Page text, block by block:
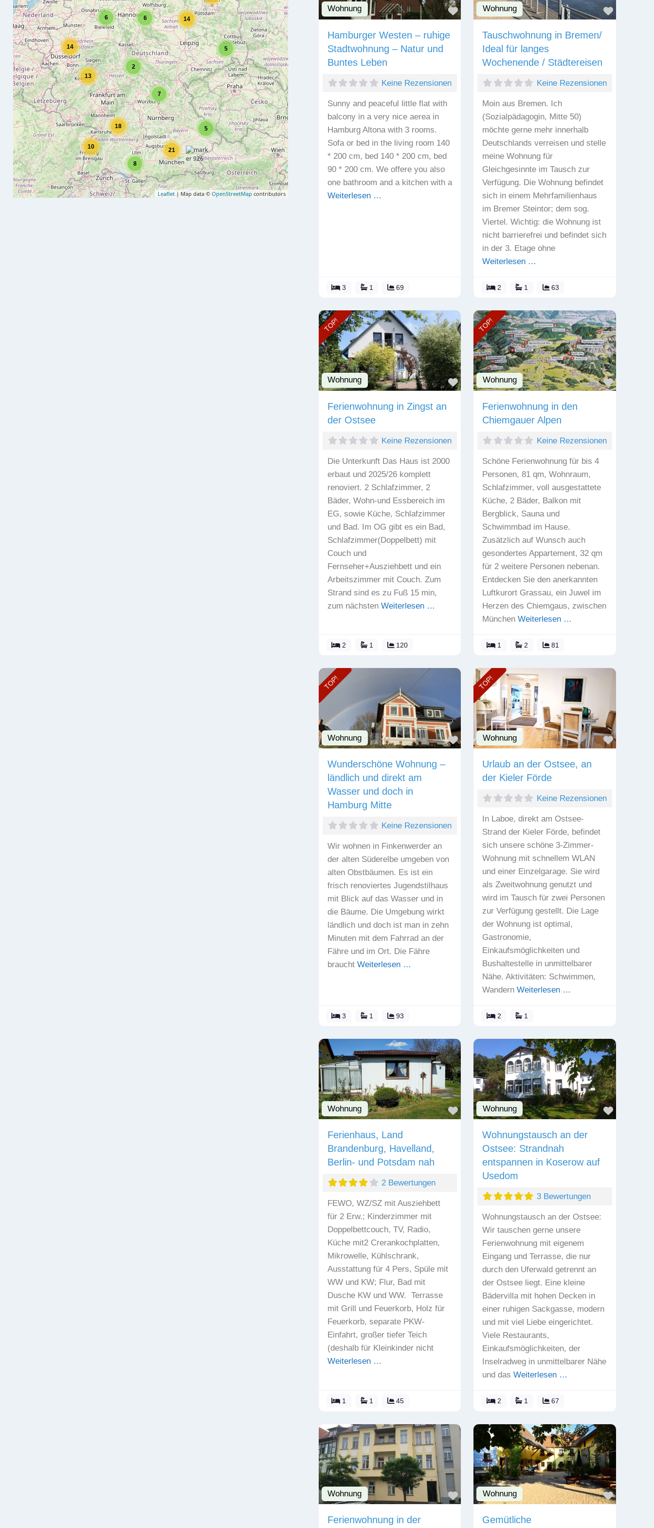
18
14
14
21
6
7
8
10
13
6
5
5
2
Leaflet| Map data © OpenStreetMapcontributors
Wohnung Favorit
Hamburger Westen – ruhige
Stadtwohnung – Natur und
Buntes Leben
Keine Rezensionen
Sunny and peaceful little flat with
balcony in a very nice aerea in
Hamburg Altona with 3 rooms.
Sofa or bed in the living room 140
* 200 cm, bed 140 * 200 cm, bed
90 * 200 cm. We offere you also
one bathroom and a kitchen with a
Weiterlesen …
3 1 69
Wohnung Favorit
Tauschwohnung in Bremen/
Ideal für langes
Wochenende / Städtereisen
Keine Rezensionen
Moin aus Bremen. Ich
(Sozialpädagogin, Mitte 50)
möchte gerne mehr innerhalb
Deutschlands verreisen und stelle
meine Wohnung für
Gleichgesinnte im Tausch zur
Verfügung. Die Wohnung befindet
sich in einem Mehrfamilienhaus
im Bremer Steintor; dem sog.
Viertel. Wichtig: die Wohnung ist
nicht barrierefrei und befindet sich
in der 3. Etage ohne
Weiterlesen …
2 1 63
TOP!
Wohnung Favorit
Ferienwohnung in Zingst an
der Ostsee
Keine Rezensionen
Die Unterkunft Das Haus ist 2000
erbaut und 2025/26 komplett
renoviert. 2 Schlafzimmer, 2
Bäder, Wohn-und Essbereich im
EG, sowie Küche, Schlafzimmer
und Bad. Im OG gibt es ein Bad,
Schlafzimmer(Doppelbett) mit
Couch und
Fernseher+Ausziehbett und ein
Arbeitszimmer mit Couch. Zum
Strand sind es zu Fuß 15 min,
zum nächsten Weiterlesen …
2 1 120
TOP!
Wohnung Favorit
Ferienwohnung in den
Chiemgauer Alpen
Keine Rezensionen
Schöne Ferienwohnung für bis 4
Personen, 81 qm, Wohnraum,
Schlafzimmer, voll ausgestattete
Küche, 2 Bäder, Balkon mit
Bergblick, Sauna und
Schwimmbad im Hause.
Zusätzlich auf Wunsch auch
gesondertes Appartement, 32 qm
für 2 weitere Personen nebenan.
Entdecken Sie den anerkannten
Luftkurort Grassau, ein Juwel im
Herzen des Chiemgaus, zwischen
MünchenWeiterlesen …
1 2 81
TOP!
Wohnung Favorit
Wunderschöne Wohnung –
ländlich und direkt am
Wasser und doch in
Hamburg Mitte
Keine Rezensionen
Wir wohnen in Finkenwerder an
der alten Süderelbe umgeben von
alten Obstbäumen. Es ist ein
frisch renoviertes Jugendstilhaus
mit Blick auf das Wasser und in
die Bäume. Die Umgebung wirkt
ländlich und doch ist man in zehn
Minuten mit dem Fahrrad an der
Fähre und im Ort. Die Fähre
braucht Weiterlesen …
3 1 93
TOP!
Wohnung Favorit
Urlaub an der Ostsee, an
der Kieler Förde
Keine Rezensionen
In Laboe, direkt am Ostsee-
Strand der Kieler Förde, befindet
sich unsere schöne 3-Zimmer-
Wohnung mit schnellem WLAN
und einer Einzelgarage. Sie wird
als Zweitwohnung genutzt und
wird im Tausch für zwei Personen
zur Verfügung gestellt. Die Lage
der Wohnung ist optimal,
Gastronomie,
Einkaufsmöglichkeiten und
Bushaltestelle in unmittelbarer
Nähe. Aktivitäten: Schwimmen,
WandernWeiterlesen …
2 1
Wohnung Favorit
Ferienhaus, Land
Brandenburg, Havelland,
Berlin- und Potsdam nah
2 Bewertungen
FEWO, WZ/SZ mit Ausziehbett
für 2 Erw.; Kinderzimmer mit
Doppelbettcouch, TV, Radio,
Küche mit2 Crerankochplatten,
Mikrowelle, Kühlschrank,
Ausstattung für 4 Pers, Spüle mit
WW und KW; Flur, Bad mit
Dusche KW und WW. Terrasse
mit Grill und Feuerkorb, Holz für
Feuerkorb, separate PKW-
Einfahrt, großer tiefer Teich
(deshalb für Kleinkinder nicht
Weiterlesen …
1 1 45
Wohnung Favorit
Wohnungstausch an der
Ostsee: Strandnah
entspannen in Koserow auf
Usedom
3 Bewertungen
Wohnungstausch an der Ostsee:
Wir tauschen gerne unsere
Ferienwohnung mit eigenem
Eingang und Terrasse, die nur
durch den Uferwald getrennt an
der Ostsee liegt. Eine kleine
Bädervilla mit hohen Decken in
einer ruhigen Sackgasse, modern
und mit viel Liebe eingerichtet.
Viele Restaurants,
Einkaufsmöglichkeiten, der
Inselradweg in unmittelbarer Nähe
und dasWeiterlesen …
2 1 67
Wohnung Favorit
Ferienwohnung in der
Wohnung Favorit
Gemütliche